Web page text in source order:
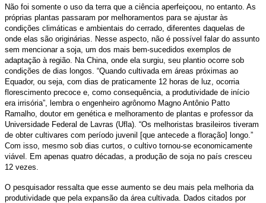
Não foi somente o uso da terra que a ciência aperfeiçoou, no entanto. As
próprias plantas passaram por melhoramentos para se ajustar às
condições climáticas e ambientais do cerrado, diferentes daquelas de
onde elas são originárias. Nesse aspecto, não é possível falar do assunto
sem mencionar a soja, um dos mais bem-sucedidos exemplos de
adaptação à região. Na China, onde ela surgiu, seu plantio ocorre sob
condições de dias longos. “Quando cultivada em áreas próximas ao
Equador, ou seja, com dias de praticamente 12 horas de luz, ocorria
florescimento precoce e, como consequência, a produtividade de início
era irrisória”, lembra o engenheiro agrônomo Magno Antônio Patto
Ramalho, doutor em genética e melhoramento de plantas e professor da
Universidade Federal de Lavras (Ufla). “Os melhoristas brasileiros tiveram
de obter cultivares com período juvenil [que antecede a floração] longo.”
Com isso, mesmo sob dias curtos, o cultivo tornou-se economicamente
viável. Em apenas quatro décadas, a produção de soja no país cresceu
12 vezes.
O pesquisador ressalta que esse aumento se deu mais pela melhoria da
produtividade que pela expansão da área cultivada. Dados citados por